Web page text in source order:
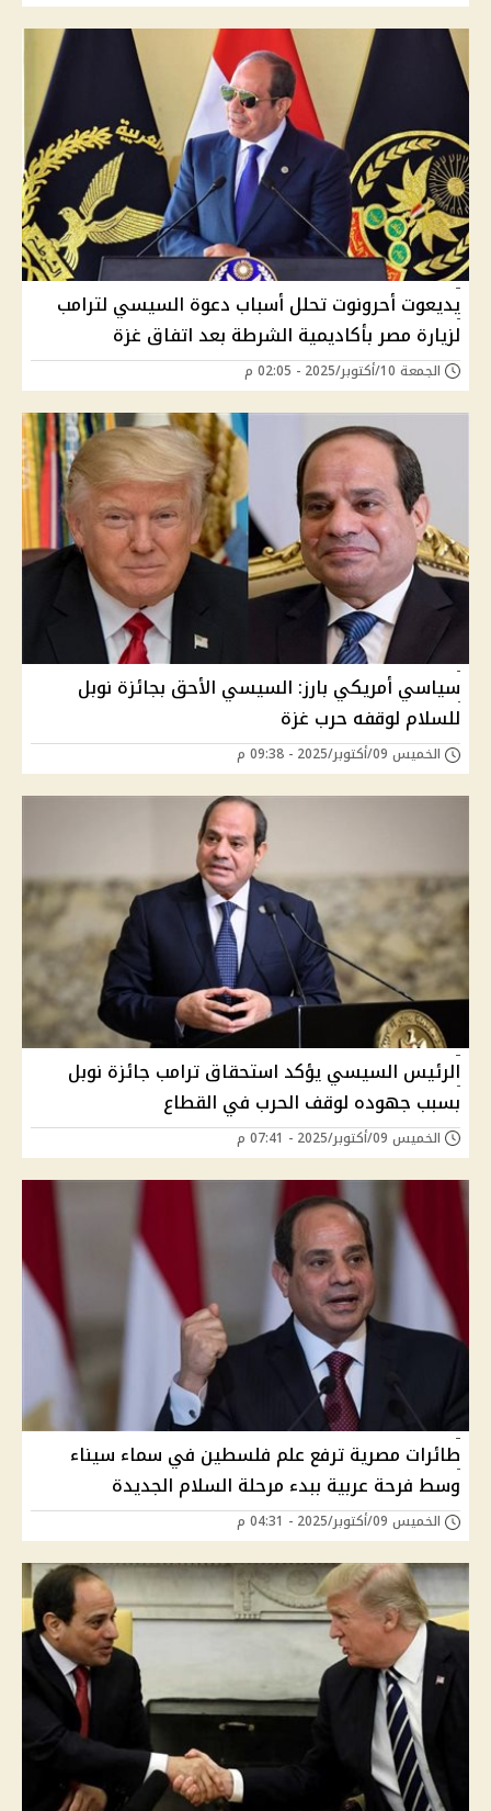
يديعوت أحرونوت تحلل أسباب دعوة السيسي لترامب
لزيارة مصر بأكاديمية الشرطة بعد اتفاق غزة
الجمعة 10/أكتوبر/2025 - 02:05 م
سياسي أمريكي بارز: السيسي الأحق بجائزة نوبل
للسلام لوقفه حرب غزة
الخميس 09/أكتوبر/2025 - 09:38 م
الرئيس السيسي يؤكد استحقاق ترامب جائزة نوبل
بسبب جهوده لوقف الحرب في القطاع
الخميس 09/أكتوبر/2025 - 07:41 م
طائرات مصرية ترفع علم فلسطين في سماء سيناء
وسط فرحة عربية ببدء مرحلة السلام الجديدة
الخميس 09/أكتوبر/2025 - 04:31 م